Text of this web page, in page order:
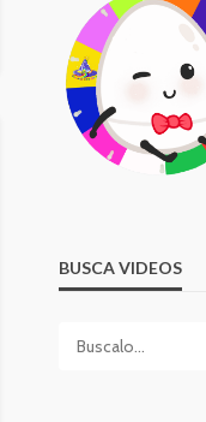
BUSCA VIDEOS